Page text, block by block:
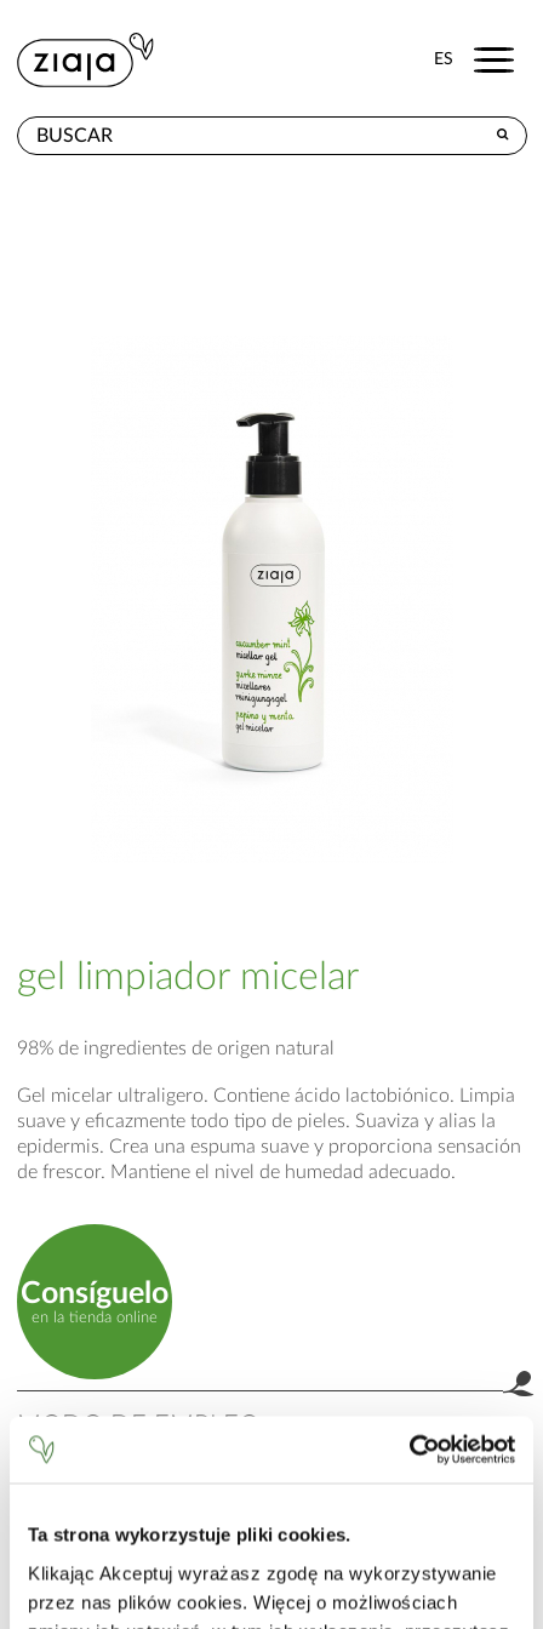
Ta strona wykorzystuje pliki cookies.
Klikając Akceptuj wyrażasz zgodę na wykorzystywanie
przez nas plików cookies. Więcej o możliwościach
ES Menu
gel limpiador micelar
98% de ingredientes de origen natural
Gel micelar ultraligero. Contiene ácido lactobiónico. Limpia
suave y eficazmente todo tipo de pieles. Suaviza y alias la
epidermis. Crea una espuma suave y proporciona sensación
de frescor. Mantiene el nivel de humedad adecuado.
Consíguelo
en la tienda online
Aplicar sobre el rostro y enjuagar con agua tibia. Evitar el
INCI
Aqua (Water), Glycerin, Cocamidopropyl Betaine, Coco-
Glucoside, PEG-7 Glyceryl Cocoate, Sodium Cocoyl